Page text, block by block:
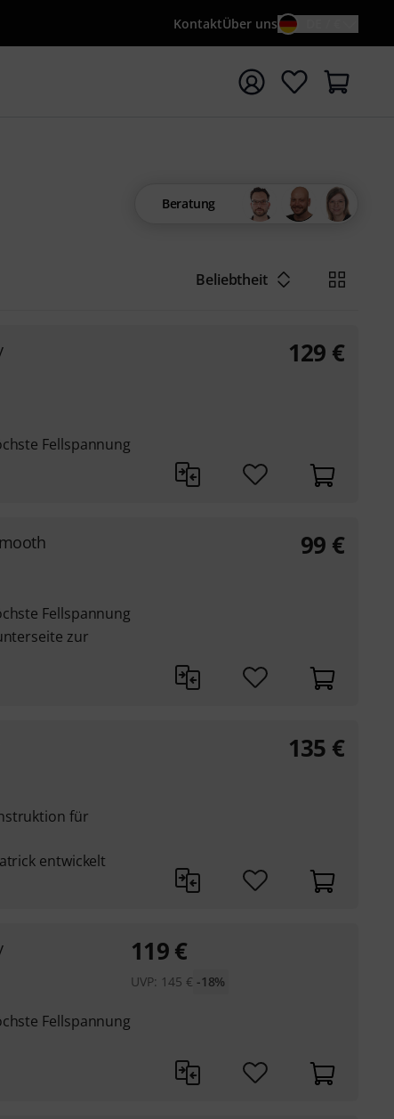
KontaktÜber uns
mit Suchwort {searchTerm} starten
Beratung
Beliebtheit
Fellspannung
129 €
Fellspannung
zur
99 €
für
entwickelt
135 €
Fellspannung
119 €
UVP: 145 € -18%